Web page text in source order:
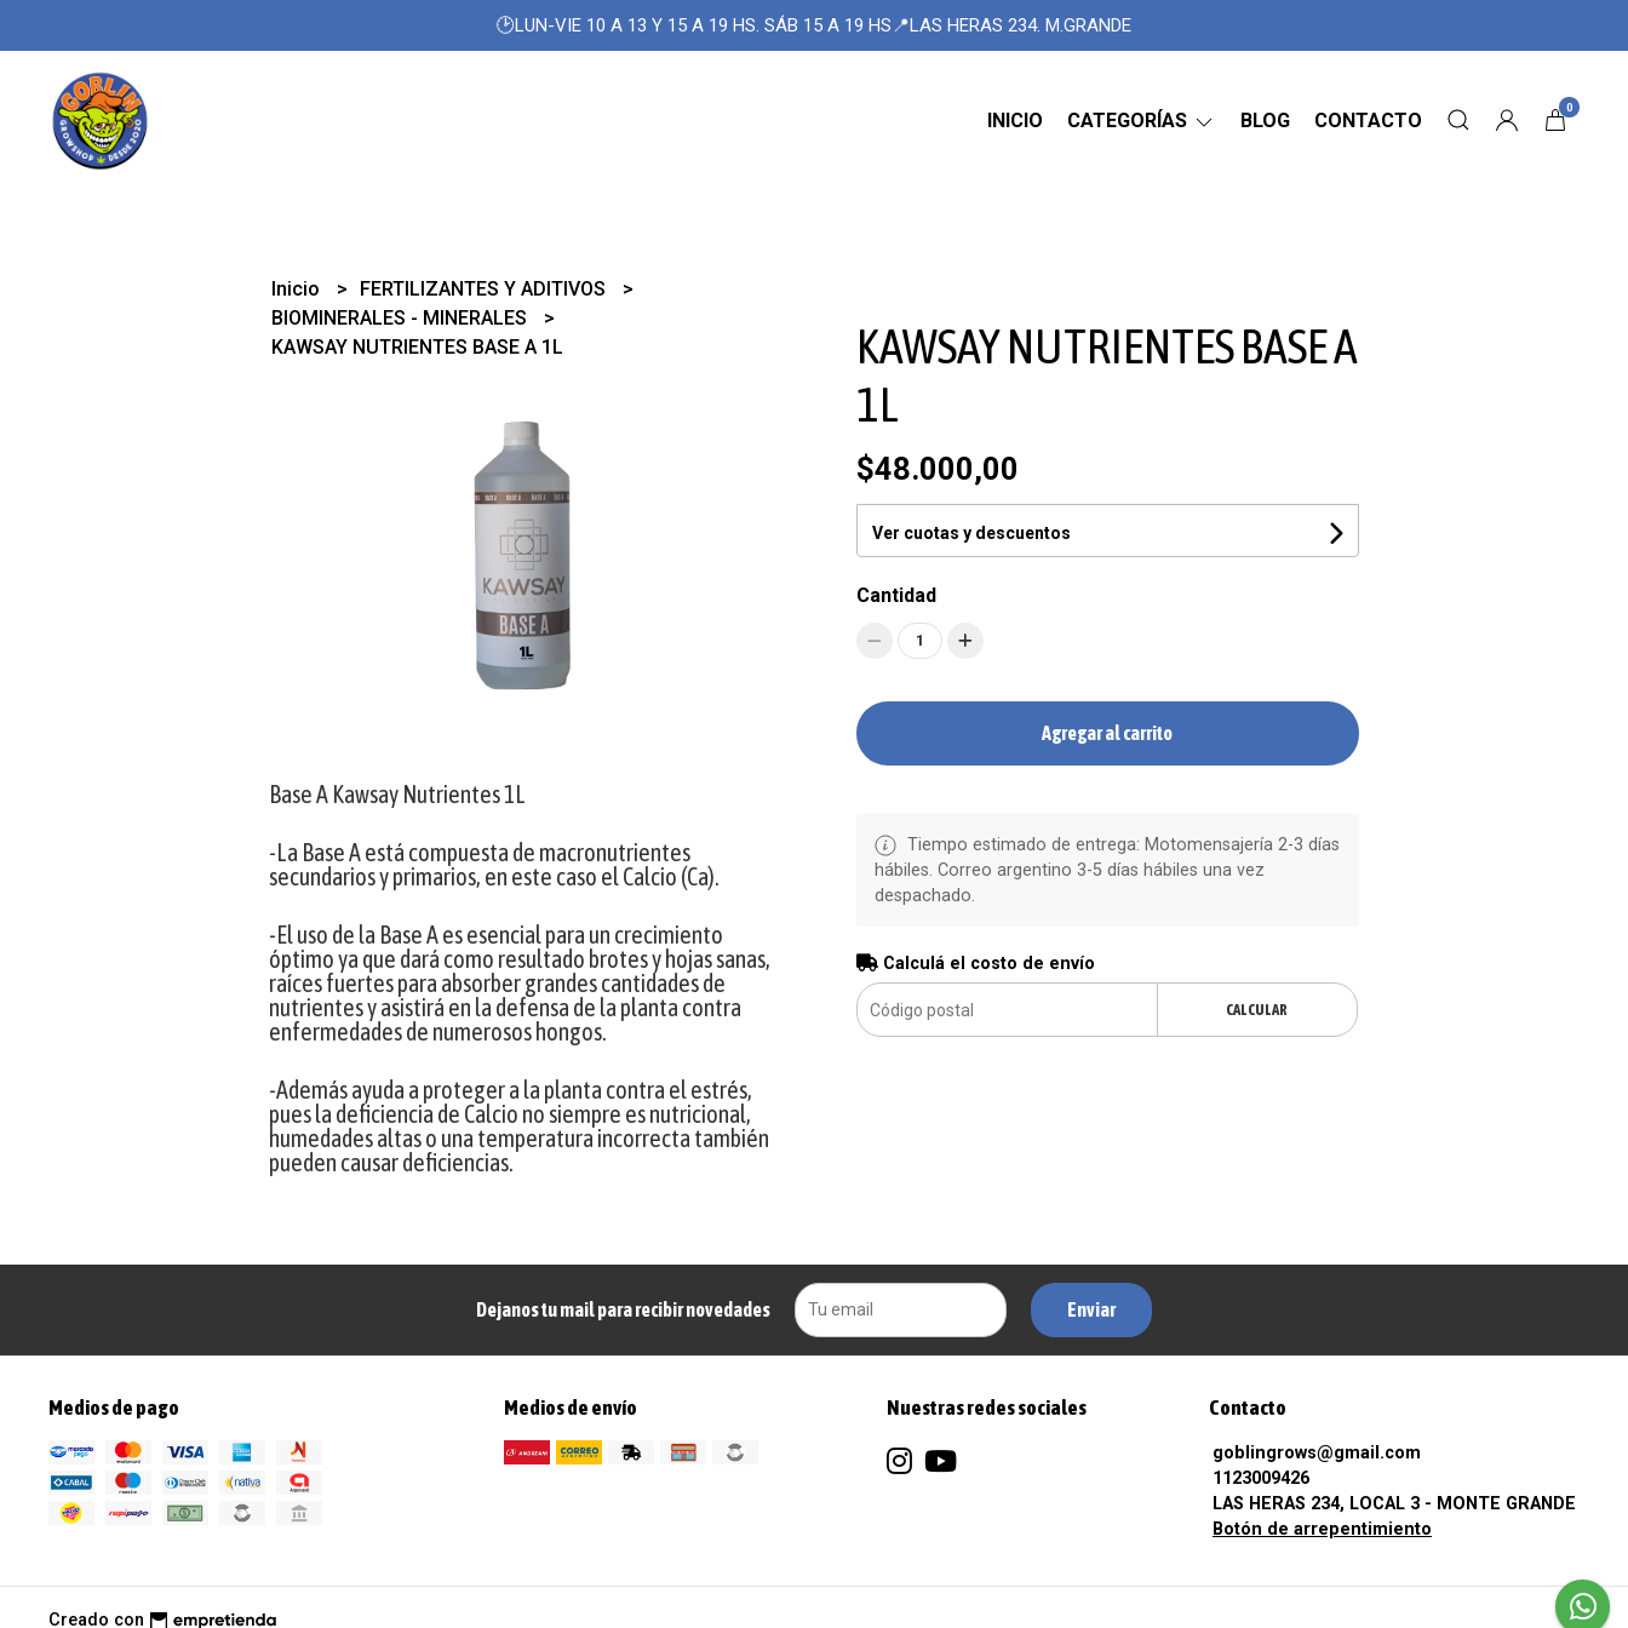
🕑LUN-VIE 10 A 13 Y 15 A 19 HS. SÁB 15 A 19 HS📍LAS HERAS 234. M.GRANDE
INICIO CATEGORÍAS BLOG CONTACTO
0
Inicio
FERTILIZANTES Y ADITIVOS
BIOMINERALES - MINERALES
KAWSAY NUTRIENTES BASE A 1L
Base A Kawsay Nutrientes 1L
-La Base A está compuesta de macronutrientes
secundarios y primarios, en este caso el Calcio (Ca).
-El uso de la Base A es esencial para un crecimiento
óptimo ya que dará como resultado brotes y hojas sanas,
raíces fuertes para absorber grandes cantidades de
nutrientes y asistirá en la defensa de la planta contra
enfermedades de numerosos hongos.
-Además ayuda a proteger a la planta contra el estrés,
pues la deficiencia de Calcio no siempre es nutricional,
humedades altas o una temperatura incorrecta también
pueden causar deficiencias.
KAWSAY NUTRIENTES BASE A
1L
$48.000,00
Ver cuotas y descuentos
Cantidad
1
Agregar al carrito
Tiempo estimado de entrega: Motomensajería 2-3 días
hábiles. Correo argentino 3-5 días hábiles una vez
despachado.
Calculá el costo de envío
CALCULAR
Dejanos tu mail para recibir novedades Enviar
Medios de pago Medios de envío Nuestras redes sociales Contacto
goblingrows@gmail.com
1123009426
LAS HERAS 234, LOCAL 3 - MONTE GRANDE
Botón de arrepentimiento
Creado con